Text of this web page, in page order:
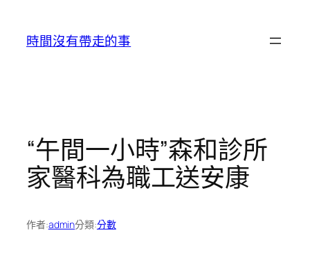
時間沒有帶走的事
“午間一小時”森和診所
家醫科為職工送安康
作者:admin分類:分數